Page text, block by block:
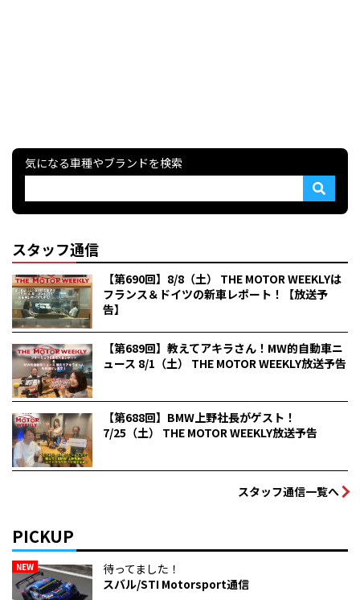
気になる車種やブランドを検索
スタッフ通信
【第690回】8/8（土） THE MOTOR WEEKLYは
フランス＆ドイツの新車レポート！【放送予
告】
【第689回】教えてアキラさん！MW的自動車ニ
ュース 8/1（土） THE MOTOR WEEKLY放送予告
【第688回】BMW上野社長がゲスト！
7/25（土） THE MOTOR WEEKLY放送予告
スタッフ通信一覧へ
PICKUP
NEW
待ってました！
スバル/STI Motorsport通信